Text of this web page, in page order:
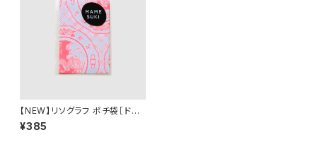
【NEW】リソグラフ ポチ袋［ドラ
ゴンプレート NEW］ Neon red
¥385